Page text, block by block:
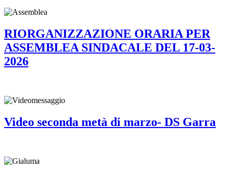
RIORGANIZZAZIONE ORARIA PER
ASSEMBLEA SINDACALE DEL 17-03-
2026
Video seconda metà di marzo- DS Garra